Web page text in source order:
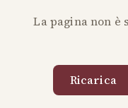
La pagina non è
Ricarica